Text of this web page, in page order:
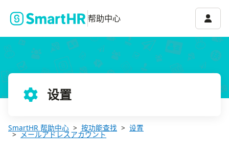
帮助中心 账号
设置
SmartHR 帮助中心 按功能查找 设置
メールアドレスアカウント